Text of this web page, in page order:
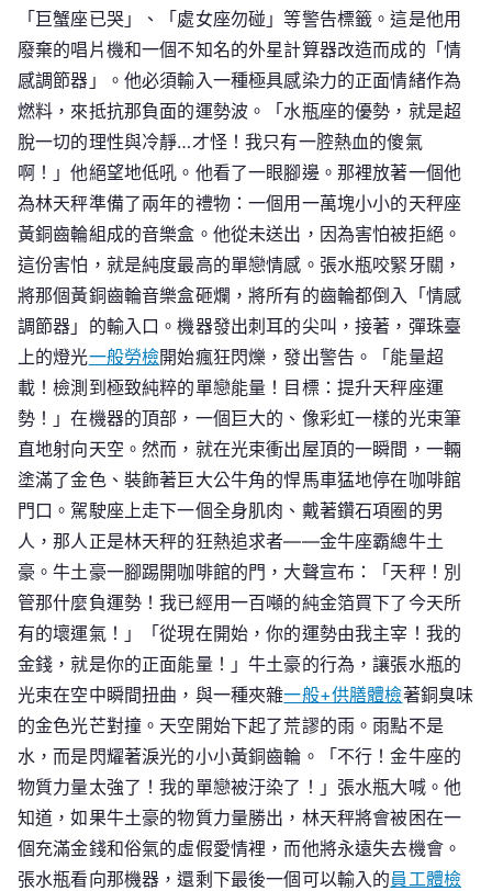
「巨蟹座已哭」、「處女座勿碰」等警告標籤。這是他用
廢棄的唱片機和一個不知名的外星計算器改造而成的「情
感調節器」。他必須輸入一種極具感染力的正面情緒作為
燃料，來抵抗那負面的運勢波。「水瓶座的優勢，就是超
脫一切的理性與冷靜…才怪！我只有一腔熱血的傻氣
啊！」他絕望地低吼。他看了一眼腳邊。那裡放著一個他
為林天秤準備了兩年的禮物：一個用一萬塊小小的天秤座
黃銅齒輪組成的音樂盒。他從未送出，因為害怕被拒絕。
這份害怕，就是純度最高的單戀情感。張水瓶咬緊牙關，
將那個黃銅齒輪音樂盒砸爛，將所有的齒輪都倒入「情感
調節器」的輸入口。機器發出刺耳的尖叫，接著，彈珠臺
上的燈光一般勞檢開始瘋狂閃爍，發出警告。「能量超
載！檢測到極致純粹的單戀能量！目標：提升天秤座運
勢！」在機器的頂部，一個巨大的、像彩虹一樣的光束筆
直地射向天空。然而，就在光束衝出屋頂的一瞬間，一輛
塗滿了金色、裝飾著巨大公牛角的悍馬車猛地停在咖啡館
門口。駕駛座上走下一個全身肌肉、戴著鑽石項圈的男
人，那人正是林天秤的狂熱追求者——金牛座霸總牛土
豪。牛土豪一腳踢開咖啡館的門，大聲宣布：「天秤！別
管那什麼負運勢！我已經用一百噸的純金箔買下了今天所
有的壞運氣！」「從現在開始，你的運勢由我主宰！我的
金錢，就是你的正面能量！」牛土豪的行為，讓張水瓶的
光束在空中瞬間扭曲，與一種夾雜一般+供膳體檢著銅臭味
的金色光芒對撞。天空開始下起了荒謬的雨。雨點不是
水，而是閃耀著淚光的小小黃銅齒輪。「不行！金牛座的
物質力量太強了！我的單戀被汙染了！」張水瓶大喊。他
知道，如果牛土豪的物質力量勝出，林天秤將會被困在一
個充滿金錢和俗氣的虛假愛情裡，而他將永遠失去機會。
張水瓶看向那機器，還剩下最後一個可以輸入的員工體檢